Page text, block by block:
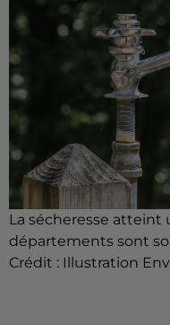
La sécheresse atteint
départements sont
Crédit : Illustration